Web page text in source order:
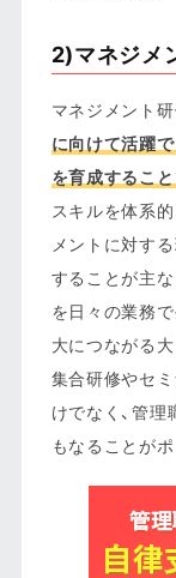
2)マネジメ
マネジメント研
に向けて活躍
を育成すること
スキルを体系
メントに対す
することが主
を日々の業務
大につながる
集合研修やセ
けでなく、管
もなることがポ